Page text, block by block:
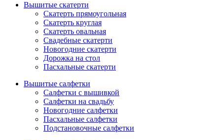
Вышитые скатерти
Скатерть прямоугольная
Скатерть круглая
Скатерть овальная
Свадебные скатерти
Новогодние скатерти
Дорожка на стол
Пасхальные скатерти
Вышитые салфетки
Салфетки с вышивкой
Салфетки на свадьбу
Новогодние салфетки
Пасхальные салфетки
Подстановочные салфетки